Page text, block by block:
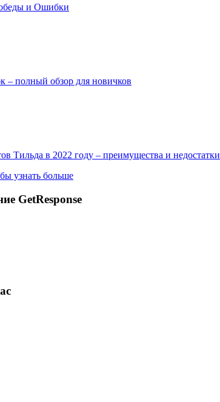
и Ошибки
– полный обзор для новичков
Тильда в 2022 году – преимущества и недостатки
узнать больше
GetResponse